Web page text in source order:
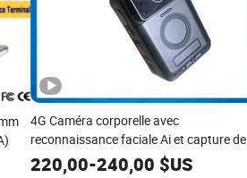
4G Caméra corporelle avec
reconnaissance faciale Ai et capture de
preuves numériques
220,00-240,00 $US